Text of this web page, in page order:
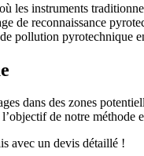
les instruments
de reconnaissance
pollution pyrotechnique
dans des zones
de notre
avec un devis détaillé !